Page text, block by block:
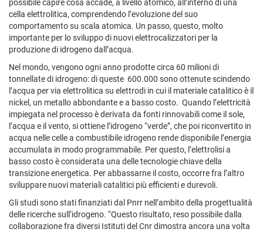
possibile capire cosa accade, a livello atomico, all’interno di una
cella elettrolitica, comprendendo l’evoluzione del suo
comportamento su scala atomica. Un passo, questo, molto
importante per lo sviluppo di nuovi elettrocalizzatori per la
produzione di idrogeno dall’acqua.
Nel mondo, vengono ogni anno prodotte circa 60 milioni di
tonnellate di idrogeno: di queste 600.000 sono ottenute scindendo
l’acqua per via elettrolitica su elettrodi in cui il materiale catalitico è il
nickel, un metallo abbondante e a basso costo. Quando l’elettricità
impiegata nel processo è derivata da fonti rinnovabili come il sole,
l’acqua e il vento, si ottiene l’idrogeno “verde”, che poi riconvertito in
acqua nelle celle a combustibile idrogeno rende disponibile l’energia
accumulata in modo programmabile. Per questo, l’elettrolisi a
basso costo è considerata una delle tecnologie chiave della
transizione energetica. Per abbassarne il costo, occorre fra l’altro
sviluppare nuovi materiali catalitici più efficienti e durevoli.
Gli studi sono stati finanziati dal Pnrr nell’ambito della progettualità
delle ricerche sull’idrogeno. “Questo risultato, reso possibile dalla
collaborazione fra diversi Istituti del Cnr dimostra ancora una volta